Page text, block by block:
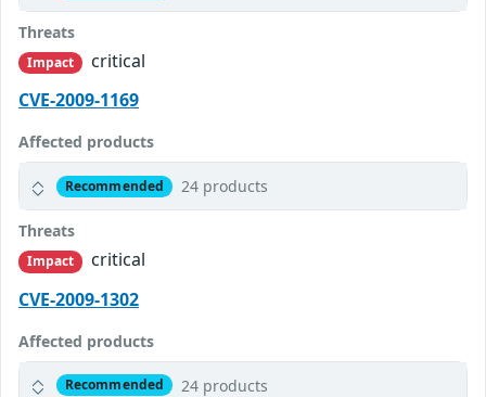
Threats
Impact
critical
CVE-2009-1169
Affected products
Recommended 24 products
Threats
Impact
critical
CVE-2009-1302
Affected products
Recommended 24 products